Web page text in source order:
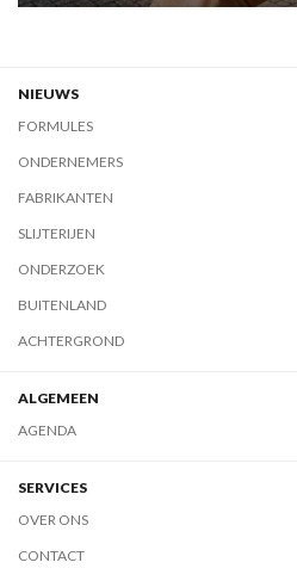
NIEUWS
FORMULES
ONDERNEMERS
FABRIKANTEN
SLIJTERIJEN
ONDERZOEK
BUITENLAND
ACHTERGROND
ALGEMEEN
AGENDA
SERVICES
OVER ONS
CONTACT